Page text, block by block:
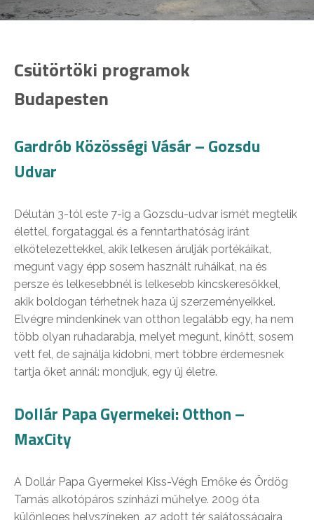
Csütörtöki programok
Budapesten
Gardrób Közösségi Vásár – Gozsdu
Udvar
Délután 3-tól este 7-ig a Gozsdu-udvar ismét megtelik
élettel, forgataggal és a fenntarthatóság iránt
elkötelezettekkel, akik lelkesen árulják portékáikat,
megunt vagy épp sosem használt ruháikat, na és
persze és lelkesebbnél is lelkesebb kincskeresőkkel,
akik boldogan térhetnek haza új szerzeményeikkel.
Elvégre mindenkinek van otthon legalább egy, ha nem
több olyan ruhadarabja, melyet megunt, kinőtt, sosem
vett fel, de sajnálja kidobni, mert többre érdemesnek
tartja őket annál: mondjuk, egy új életre.
Dollár Papa Gyermekei: Otthon –
MaxCity
A Dollár Papa Gyermekei Kiss-Végh Emőke és Ördög
Tamás alkotópáros színházi műhelye. 2009 óta
különleges helyszíneken, az adott tér sajátosságaira